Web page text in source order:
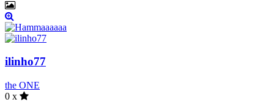
ilinho77
the ONE
0 x